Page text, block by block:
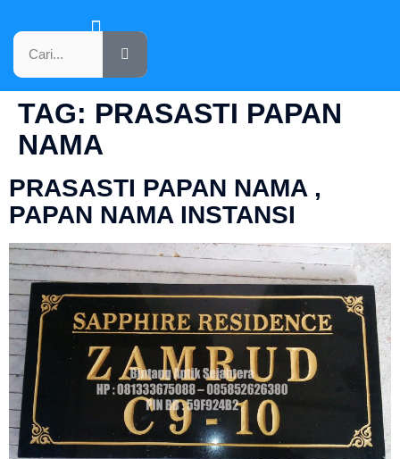
TAG: PRASASTI PAPAN
NAMA
PRASASTI PAPAN NAMA ,
PAPAN NAMA INSTANSI